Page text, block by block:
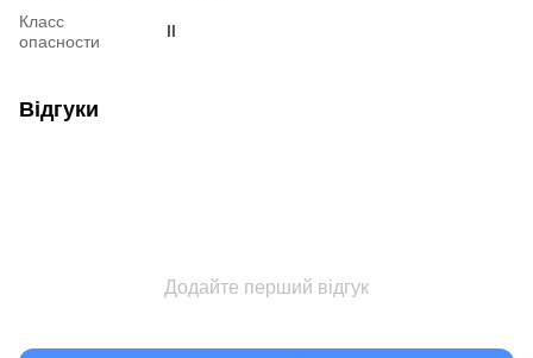
Класс
опасности
II
Відгуки
Додайте перший відгук